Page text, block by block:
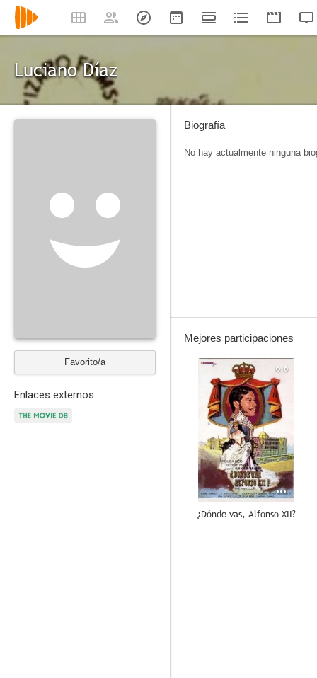
Luciano Díaz
Favorito/a
Enlaces externos
Biografía
No hay actualmente ninguna
Mejores participaciones
6.6
¿Dónde vas, Alfonso XII?